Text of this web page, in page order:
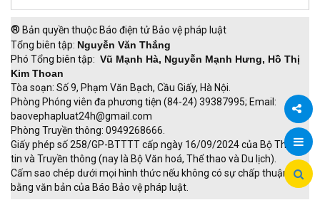
Chia
® Bản quyền thuộc Báo điện tử Bảo vệ pháp luật
Tổng biên tập: Nguyễn Văn Thắng
Phó Tổng biên tập: Vũ Mạnh Hà, Nguyễn Mạnh Hưng, Hồ Thị
Kim Thoan
Tòa soạn: Số 9, Phạm Văn Bạch, Cầu Giấy, Hà Nội.
Phòng Phóng viên đa phương tiện (84-24) 39387995; Email:
baovephapluat24h@gmail.com
Phòng Truyền thông: 0949268666.
Giấy phép số 258/GP-BTTTT cấp ngày 16/09/2024 của Bộ Thông
tin và Truyền thông (nay là Bộ Văn hoá, Thể thao và Du lịch).
Cấm sao chép dưới mọi hình thức nếu không có sự chấp thuận
bằng văn bản của Báo Bảo vệ pháp luật.